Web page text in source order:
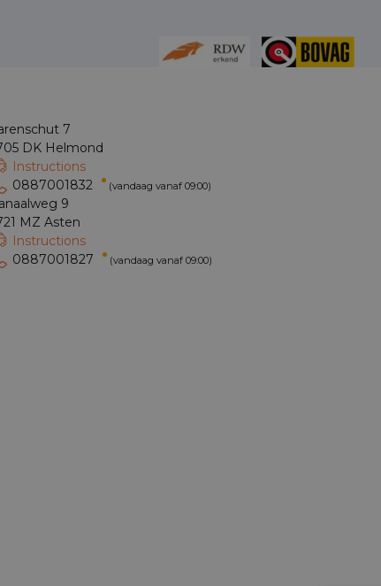
7
DK Helmond
Instructions
0887001832
(vandaag vanaf 09:00)
9
MZ Asten
Instructions
0887001827
(vandaag vanaf 09:00)